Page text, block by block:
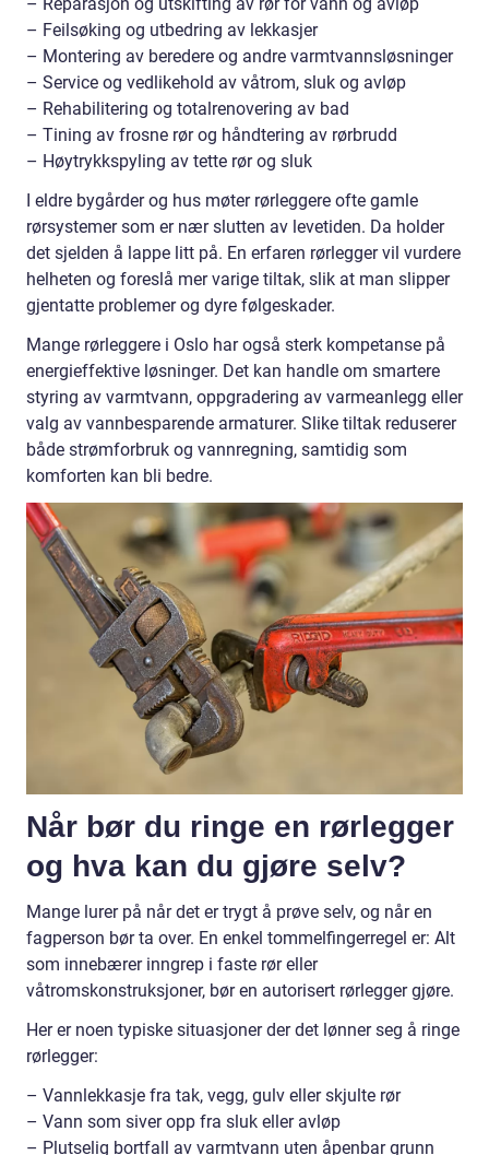
– Feilsøking og utbedring av lekkasjer
– Montering av beredere og andre varmtvannsløsninger
– Service og vedlikehold av våtrom, sluk og avløp
– Rehabilitering og totalrenovering av bad
– Tining av frosne rør og håndtering av rørbrudd
– Høytrykkspyling av tette rør og sluk
I eldre bygårder og hus møter rørleggere ofte gamle
rørsystemer som er nær slutten av levetiden. Da holder
det sjelden å lappe litt på. En erfaren rørlegger vil vurdere
helheten og foreslå mer varige tiltak, slik at man slipper
gjentatte problemer og dyre følgeskader.
Mange rørleggere i Oslo har også sterk kompetanse på
energieffektive løsninger. Det kan handle om smartere
styring av varmtvann, oppgradering av varmeanlegg eller
valg av vannbesparende armaturer. Slike tiltak reduserer
både strømforbruk og vannregning, samtidig som
komforten kan bli bedre.
Når bør du ringe en rørlegger
og hva kan du gjøre selv?
Mange lurer på når det er trygt å prøve selv, og når en
fagperson bør ta over. En enkel tommelfingerregel er: Alt
som innebærer inngrep i faste rør eller
våtromskonstruksjoner, bør en autorisert rørlegger gjøre.
Her er noen typiske situasjoner der det lønner seg å ringe
rørlegger:
– Vannlekkasje fra tak, vegg, gulv eller skjulte rør
– Vann som siver opp fra sluk eller avløp
– Plutselig bortfall av varmtvann uten åpenbar grunn